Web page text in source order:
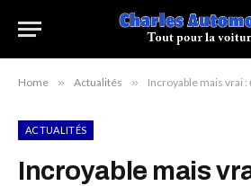
Home » Actualités » Incroyable mais vrai : une voiture électrique à 100
ACTUALITÉS
Incroyable mais